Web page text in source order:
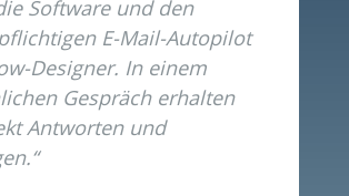
Software und den
E-Mail-Autopilot
Designer. In einem
Gespräch erhalten
Antworten und